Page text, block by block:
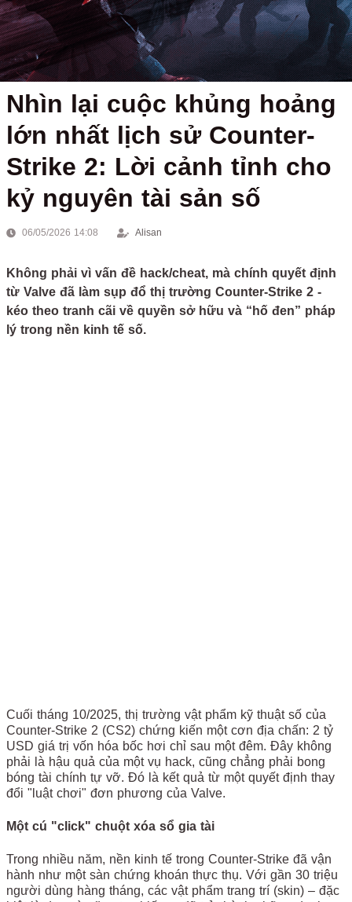
Nhìn lại cuộc khủng hoảng
lớn nhất lịch sử Counter-
Strike 2: Lời cảnh tỉnh cho
kỷ nguyên tài sản số
06/05/2026 14:08 Alisan
Không phải vì vấn đề hack/cheat, mà chính quyết định
từ Valve đã làm sụp đổ thị trường Counter-Strike 2 -
kéo theo tranh cãi về quyền sở hữu và “hố đen” pháp
lý trong nền kinh tế số.
Cuối tháng 10/2025, thị trường vật phẩm kỹ thuật số của
Counter-Strike 2 (CS2) chứng kiến một cơn địa chấn: 2 tỷ
USD giá trị vốn hóa bốc hơi chỉ sau một đêm. Đây không
phải là hậu quả của một vụ hack, cũng chẳng phải bong
bóng tài chính tự vỡ. Đó là kết quả từ một quyết định thay
đổi "luật chơi" đơn phương của Valve.
Một cú "click" chuột xóa sổ gia tài
Trong nhiều năm, nền kinh tế trong Counter-Strike đã vận
hành như một sàn chứng khoán thực thụ. Với gần 30 triệu
người dùng hàng tháng, các vật phẩm trang trí (skin) – đặc